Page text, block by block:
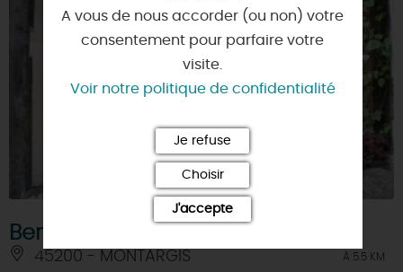
Bergamote
45200 - MONTARGIS À 5.5 KM
A vous de nous accorder (ou non) votre
consentement pour parfaire votre
visite.
Voir notre politique de confidentialité
Je refuse
Choisir
J'accepte